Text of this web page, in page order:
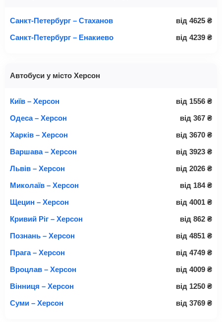
Санкт-Петербург – Стаханов від 4625 ₴
Санкт-Петербург – Енакиево
від 4239 ₴
Автобуси у місто Херсон
Київ – Херсон від 1556 ₴
Одеса – Херсон
від 367 ₴
Харків – Херсон
від 3670 ₴
Варшава – Херсон
від 3923 ₴
Львів – Херсон
від 2026 ₴
Миколаїв – Херсон
від 184 ₴
Щецин – Херсон
від 4001 ₴
Кривий Ріг – Херсон
від 862 ₴
Познань – Херсон
від 4851 ₴
Прага – Херсон
від 4749 ₴
Вроцлав – Херсон
від 4009 ₴
Вінниця – Херсон
від 1250 ₴
Суми – Херсон
від 3769 ₴